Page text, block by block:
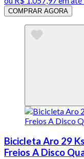
COMPRAR AGORA
Bicicleta Aro 29
Freios A Disco